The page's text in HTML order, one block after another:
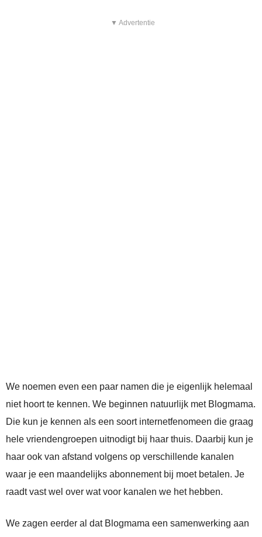
▼ Advertentie
We noemen even een paar namen die je eigenlijk helemaal
niet hoort te kennen. We beginnen natuurlijk met Blogmama.
Die kun je kennen als een soort internetfenomeen die graag
hele vriendengroepen uitnodigt bij haar thuis. Daarbij kun je
haar ook van afstand volgens op verschillende kanalen
waar je een maandelijks abonnement bij moet betalen. Je
raadt vast wel over wat voor kanalen we het hebben.
We zagen eerder al dat Blogmama een samenwerking aan